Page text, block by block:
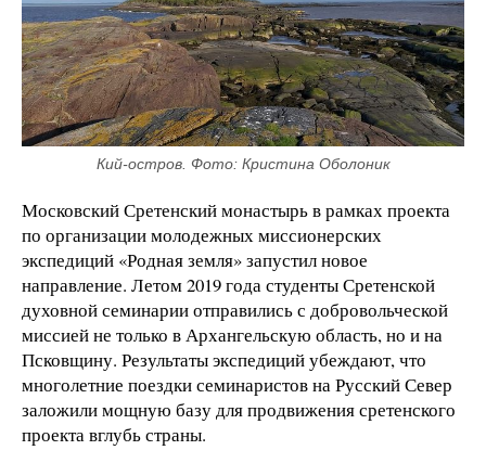
Кий-остров. Фото: Кристина Оболоник
Московский Сретенский монастырь в рамках проекта
по организации молодежных миссионерских
экспедиций «Родная земля» запустил новое
направление. Летом 2019 года студенты Сретенской
духовной семинарии отправились с добровольческой
миссией не только в Архангельскую область, но и на
Псковщину. Результаты экспедиций убеждают, что
многолетние поездки семинаристов на Русский Север
заложили мощную базу для продвижения сретенского
проекта вглубь страны.